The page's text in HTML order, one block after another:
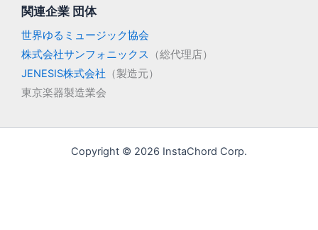
関連企業 団体
世界ゆるミュージック協会
株式会社サンフォニックス
（総代理店）
JENESIS株式会社 （製造元）
東京楽器製造業会
Copyright © 2026 InstaChord Corp.